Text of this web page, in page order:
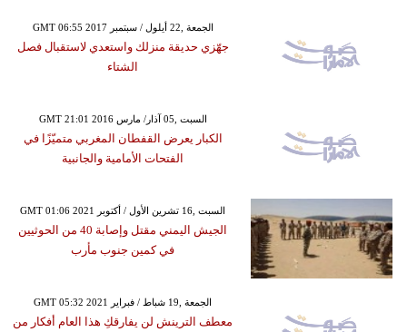
GMT 06:55 2017 الجمعة ,22 أيلول / سبتمبر
جهّزي حديقة منزلك واستعدي لاستقبال فصل
الشتاء
GMT 21:01 2016 السبت ,05 آذار/ مارس
الكبار يعرض القفطان المغربي متميّزًا في
الفتحات الأمامية والجانبية
GMT 01:06 2021 السبت ,16 تشرين الأول / أكتوبر
الجيش اليمني مقتل وإصابة 40 من الحوثيين
في كمين جنوب مأرب
GMT 05:32 2021 الجمعة ,19 شباط / فبراير
معطف الترينش لن يفارقكِ هذا العام أفكار من